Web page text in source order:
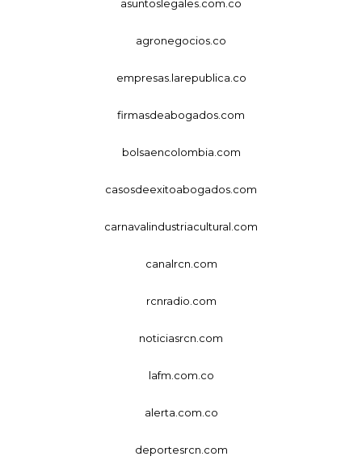
asuntoslegales.com.co
agronegocios.co
empresas.larepublica.co
firmasdeabogados.com
bolsaencolombia.com
casosdeexitoabogados.com
carnavalindustriacultural.com
canalrcn.com
rcnradio.com
noticiasrcn.com
lafm.com.co
alerta.com.co
deportesrcn.com